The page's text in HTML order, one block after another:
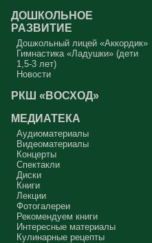
ДОШКОЛЬНОЕ
РАЗВИТИЕ
Дошкольный лицей «Аккордик»
Гимнастика «Ладушки» (дети
1,5-3 лет)
Новости
РКШ «ВОСХОД»
МЕДИАТЕКА
Аудиоматериалы
Видеоматериалы
Концерты
Спектакли
Диски
Книги
Лекции
Фотогалереи
Рекомендуем книги
Интересные материалы
Кулинарные рецепты